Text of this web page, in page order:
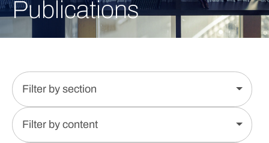
Publications
Filter by section
Filter by content